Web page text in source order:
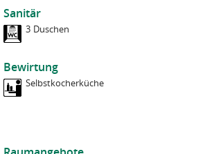
Sanitär
3 Duschen
Bewirtung
Selbstkocherküche